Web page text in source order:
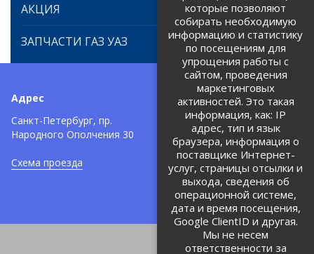
АКЦИЯ
ЗАПЧАСТИ ГАЗ УАЗ
Адрес
Санкт-Петербург, пр.
Народного Ополчения 30
Схема проезда
Телефоны:
+7 (812) 971-42-42
Политика об обработке и
защите персональных данных
Соглашение на обработку
персональных данных
которые позволяют
собирать необходимую
информацию и статистику
по посещениям для
упрощения работы с
сайтом, проведения
маркетинговых
активностей. Это такая
информация, как: IP
адрес, тип и язык
браузера, информация о
поставщике Интернет-
услуг, страницы отсылки и
выхода, сведения об
операционной системе,
дата и время посещения,
Google ClientID и другая.
Мы не несем
ответственности за